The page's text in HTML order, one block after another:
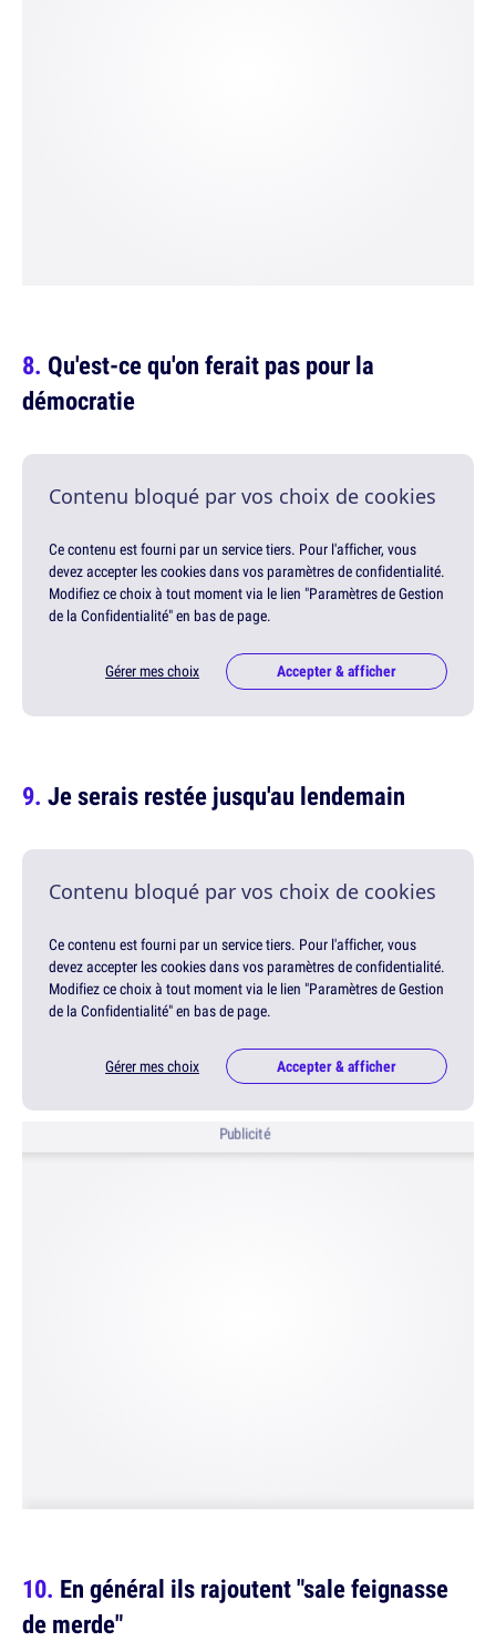
Qu'est-ce qu'on ferait pas pour la
démocratie
Contenu bloqué par vos choix de cookies
Ce contenu est fourni par un service tiers. Pour l'afficher, vous
devez accepter les cookies dans vos paramètres de confidentialité.
Modifiez ce choix à tout moment via le lien "Paramètres de Gestion
de la Confidentialité" en bas de page.
Gérer mes choix Accepter & afficher
Je serais restée jusqu'au lendemain
Contenu bloqué par vos choix de cookies
Ce contenu est fourni par un service tiers. Pour l'afficher, vous
devez accepter les cookies dans vos paramètres de confidentialité.
Modifiez ce choix à tout moment via le lien "Paramètres de Gestion
de la Confidentialité" en bas de page.
Gérer mes choix Accepter & afficher
Publicité
En général ils rajoutent "sale feignasse
de merde"